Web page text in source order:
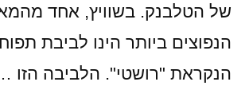
של הטלבנק. בשוויץ, אחד
הנפוצים ביותר הינו לביבת
הנקראת "רושטי". הלביבה הזו